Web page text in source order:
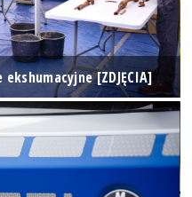
[ZDJĘCIA]